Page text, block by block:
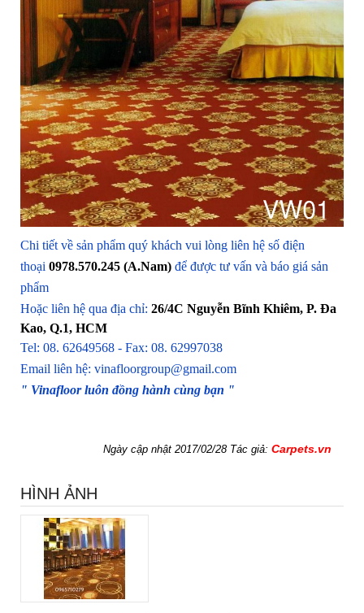
Chi tiết về sản phẩm quý khách vui lòng liên hệ số điện
thoại 0978.570.245 (A.Nam) để được tư vấn và báo giá sản
phẩm
Hoặc liên hệ qua địa chỉ: 26/4C Nguyễn Bĩnh Khiêm, P. Đa
Kao, Q.1, HCM
Tel: 08. 62649568 - Fax: 08. 62997038
Email liên hệ: vinafloorgroup@gmail.com
" Vinafloor luôn đồng hành cùng bạn "
Ngày cập nhật 2017/02/28 Tác giả: Carpets.vn
HÌNH ẢNH